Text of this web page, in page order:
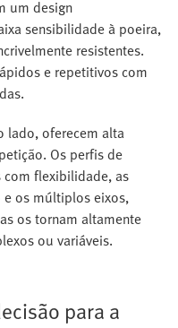
um design
sensibilidade à poeira,
resistentes.
e repetitivos com
lado, oferecem alta
Os perfis de
flexibilidade, as
os múltiplos eixos,
os tornam altamente
ou variáveis.
para a